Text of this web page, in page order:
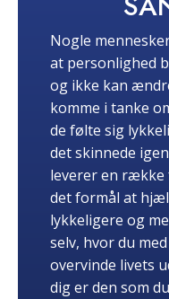
Nogle
at personlighed
og ikke kan
komme i tanke
de følte sig
det skinnede
leverer en række
det formål at
lykkeligere og
selv, hvor du
overvinde livets
dig er den som